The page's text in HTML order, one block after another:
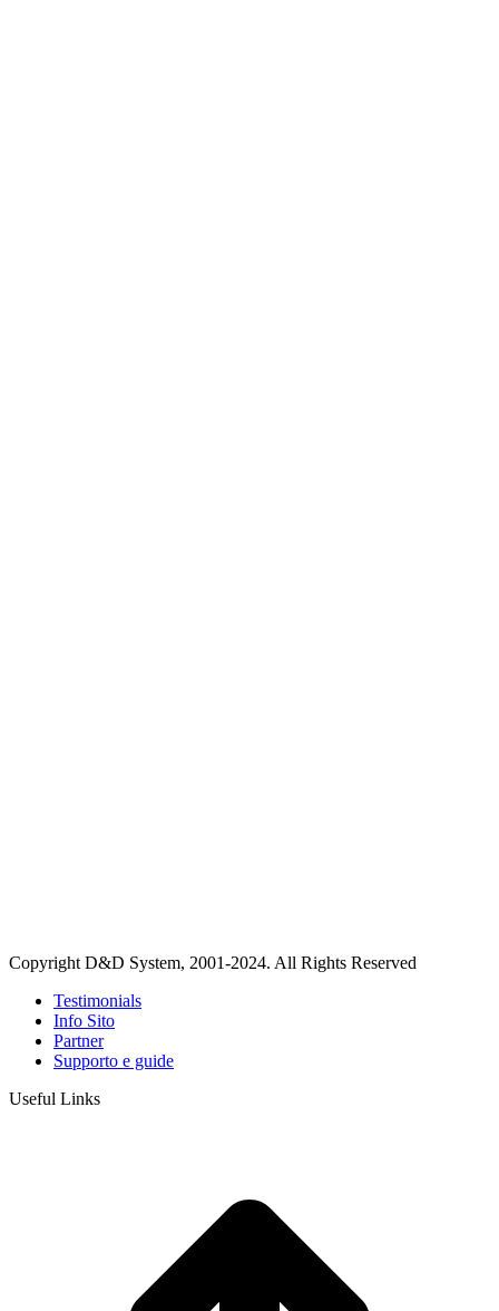
Copyright D&D System, 2001-2024. All Rights Reserved
Testimonials
Info Sito
Partner
Supporto e guide
Useful Links